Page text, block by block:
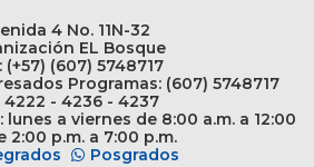
4 No. 11N-32
EL Bosque
(+57) (607) 5748717
Programas: (607) 5748717
4222 - 4236 - 4237
a viernes de 8:00 a.m. a 12:00
2:00 p.m. a 7:00 p.m.
Posgrados